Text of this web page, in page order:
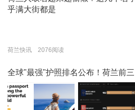
乎满大街都是
荷兰快讯 2076阅读
全球"最强"护照排名公布！荷兰前